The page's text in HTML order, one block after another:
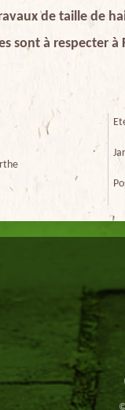
de taille de
sont à respecter à